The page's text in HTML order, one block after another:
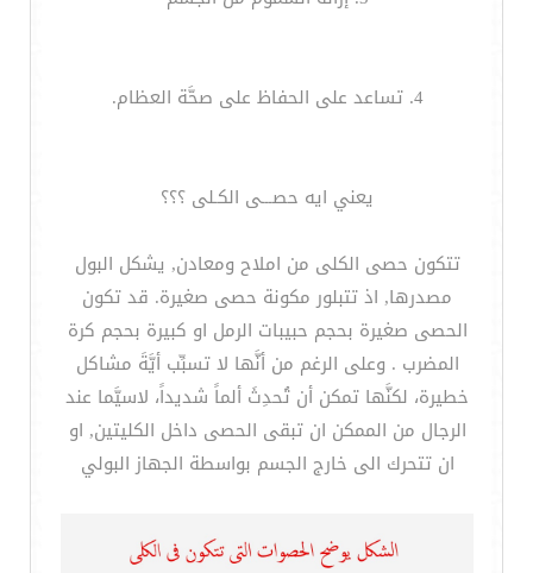
4. تساعد على الحفاظ على صحَّة العظام.
يعني ايه حصـــى الكـلى ؟؟؟
تتكون حصى الكلى من املاح ومعادن, يشكل البول
مصدرها, اذ تتبلور مكونة حصى صغيرة. قد تكون
الحصى صغيرة بحجم حبيبات الرمل او كبيرة بحجم كرة
المضرب . وعلى الرغم من أنَّها لا تسبِّب أيَّةَ مشاكل
خطيرة، لكنَّها تمكن أن تُحدِثَ ألماً شديداً، لاسيَّما عند
الرجال من الممكن ان تبقى الحصى داخل الكليتين, او
ان تتحرك الى خارج الجسم بواسطة الجهاز البولي